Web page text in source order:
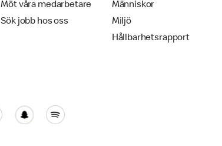
Möt våra medarbetare
Sök jobb hos oss
Människor
Miljö
Hållbarhetsrapport